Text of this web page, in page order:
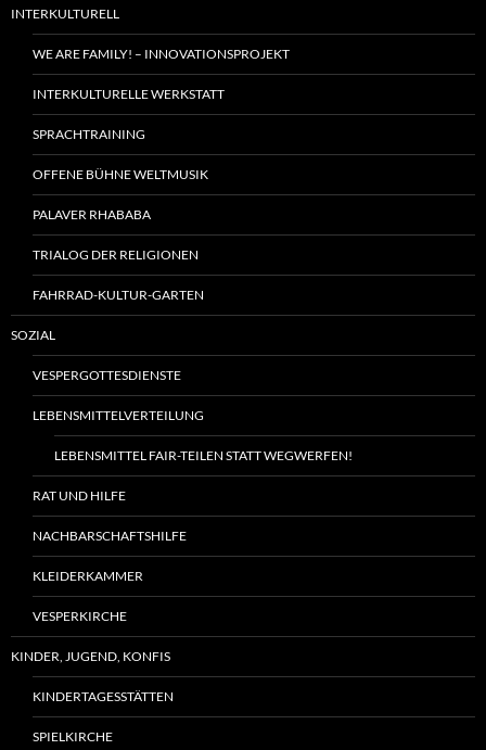
INTERKULTURELL
WE ARE FAMILY! – INNOVATIONSPROJEKT
INTERKULTURELLE WERKSTATT
SPRACHTRAINING
OFFENE BÜHNE WELTMUSIK
PALAVER RHABABA
TRIALOG DER RELIGIONEN
FAHRRAD-KULTUR-GARTEN
SOZIAL
VESPERGOTTESDIENSTE
LEBENSMITTELVERTEILUNG
LEBENSMITTEL FAIR-TEILEN STATT WEGWERFEN!
RAT UND HILFE
NACHBARSCHAFTSHILFE
KLEIDERKAMMER
VESPERKIRCHE
KINDER, JUGEND, KONFIS
KINDERTAGESSTÄTTEN
SPIELKIRCHE